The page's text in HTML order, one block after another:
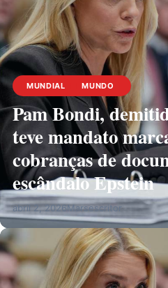
MUNDIAL MUNDO
Pam Bondi,
teve mandato
cobranças de
escândalo Epstein
abril 2, 2026Marsescritor